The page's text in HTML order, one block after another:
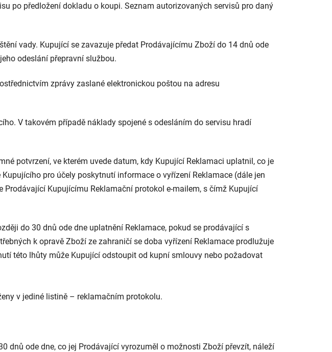
po předložení dokladu o koupi. Seznam autorizovaných servisů pro daný
vady. Kupující se zavazuje předat Prodávajícímu Zboží do 14 dnů ode
odeslání přepravní službou.
zprávy zaslané elektronickou poštou na adresu
V takovém případě náklady spojené s odesláním do servisu hradí
potvrzení, ve kterém uvede datum, kdy Kupující Reklamaci uplatnil, co je
pro účely poskytnutí informace o vyřízení Reklamace (dále jen
Kupujícímu Reklamační protokol e-mailem, s čímž Kupující
do 30 dnů ode dne uplatnění Reklamace, pokud se prodávající s
k opravě Zboží ze zahraničí se doba vyřízení Reklamace prodlužuje
této lhůty může Kupující odstoupit od kupní smlouvy nebo požadovat
v jediné listině – reklamačním protokolu.
ode dne, co jej Prodávající vyrozuměl o možnosti Zboží převzít, náleží